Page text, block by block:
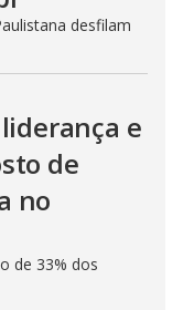
desfilam
e
de
no
de 33% dos